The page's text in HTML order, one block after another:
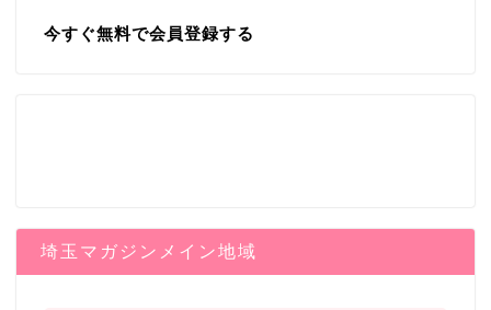
今すぐ無料で会員登録する
埼玉マガジンメイン地域